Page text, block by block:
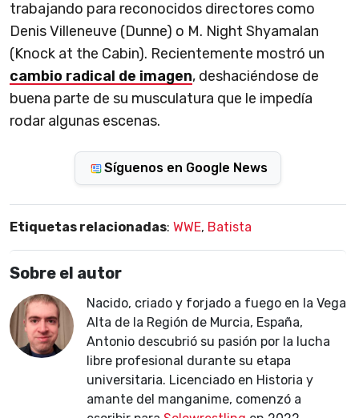
trabajando para reconocidos directores como
Denis Villeneuve (Dunne) o M. Night Shyamalan
(Knock at the Cabin). Recientemente mostró un
cambio radical de imagen, deshaciéndose de
buena parte de su musculatura que le impedía
rodar algunas escenas.
Síguenos en Google News
Etiquetas relacionadas: WWE, Batista
Sobre el autor
Nacido, criado y forjado a fuego en la Vega
Alta de la Región de Murcia, España,
Antonio descubrió su pasión por la lucha
libre profesional durante su etapa
universitaria. Licenciado en Historia y
amante del manganime, comenzó a